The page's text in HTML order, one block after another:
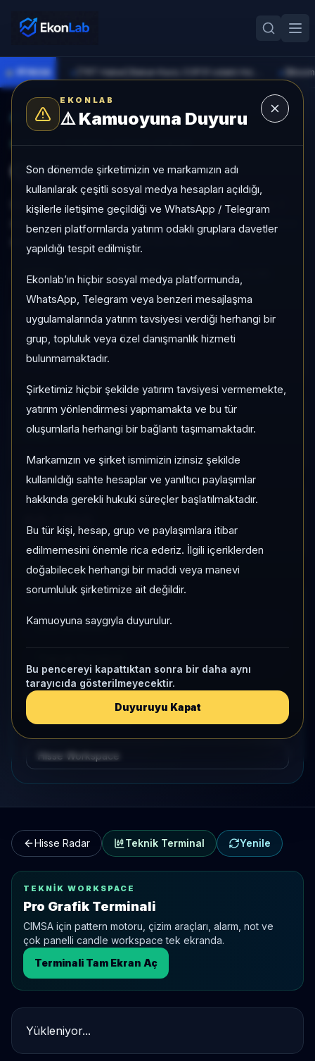
EKONLAB
⚠️Kamuoyuna Duyuru
Son dönemde şirketimizin ve markamızın adı
kullanılarak çeşitli sosyal medya hesapları açıldığı,
kişilerle iletişime geçildiği ve WhatsApp / Telegram
benzeri platformlarda yatırım odaklı gruplara davetler
yapıldığı tespit edilmiştir.
Ekonlab’ın hiçbir sosyal medya platformunda,
WhatsApp, Telegram veya benzeri mesajlaşma
uygulamalarında yatırım tavsiyesi verdiği herhangi bir
grup, topluluk veya özel danışmanlık hizmeti
bulunmamaktadır.
Şirketimiz hiçbir şekilde yatırım tavsiyesi vermemekte,
yatırım yönlendirmesi yapmamakta ve bu tür
oluşumlarla herhangi bir bağlantı taşımamaktadır.
Markamızın ve şirket ismimizin izinsiz şekilde
kullanıldığı sahte hesaplar ve yanıltıcı paylaşımlar
hakkında gerekli hukuki süreçler başlatılmaktadır.
Bu tür kişi, hesap, grup ve paylaşımlara itibar
edilmemesini önemle rica ederiz. İlgili içeriklerden
doğabilecek herhangi bir maddi veya manevi
sorumluluk şirketimize ait değildir.
Kamuoyuna saygıyla duyurulur.
Bu pencereyi kapattıktan sonra bir daha aynı
tarayıcıda gösterilmeyecektir.
Duyuruyu Kapat
● PİYASA
AI Hisse Radar/CIMSA
SUNUCU TARAFI HISSE GIRIŞI
Çimsa
Çimsa, Sat kategorisinde, son 1 ayda %-6,76, son 3
ayda %-23,05, orta risk profiliyle, SAT sinyaliyle hisse
analizi EkonLab detay sayfasında sunulur.
CIMSA Sat Risk: Orta Son fiyat:
1 AY VE 3 AY PERFORMANS
%-6,76
3 Ay:%-23,05
KATEGORI KONUMU
18/41
Momentum bazlı kategori içi sıra
KALITE / DEĞERLEME
69/100
Pro Terminal
Hisse Karşılaştırma
Kategori Benchmark
Hisse Workspace
Hisse Radar Teknik Terminal Yenile
TEKNIK WORKSPACE
Pro Grafik Terminali
CIMSA için pattern motoru, çizim araçları, alarm, not ve
çok panelli candle workspace tek ekranda.
Terminali Tam Ekran Aç
Yükleniyor...